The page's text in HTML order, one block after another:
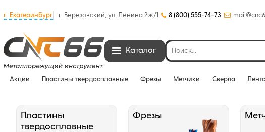
г. Екатеринбург г. Березовский, ул. Ленина 2ж/1 8 (800) 555-74-73
Каталог
Акции Пластины твердосплавные Фрезы Метчики Сверла
Пластины
твердосплавные
Фрезы